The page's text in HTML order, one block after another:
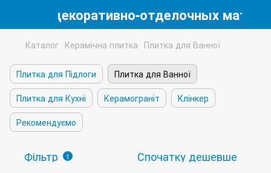
декоративно-отделочных
Каталог Керамічна плитка Плитка для Ванної
Плитка для Підлоги
Плитка для Ванної
Плитка для Кухні
Керамограніт
Клінкер
Рекомендуємо
Фільтр 1 Спочатку дешевше